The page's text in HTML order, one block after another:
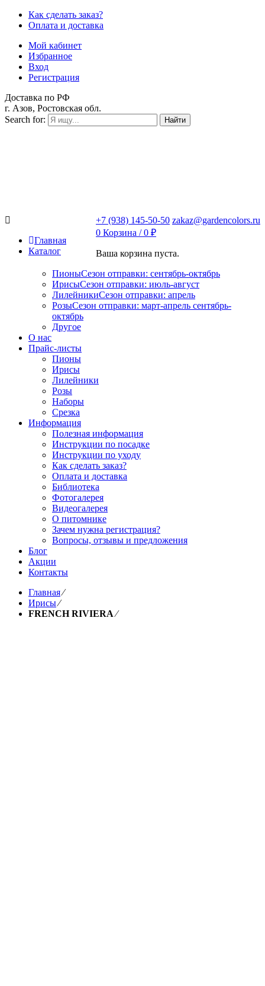
Как сделать заказ?
Оплата и доставка
Мой кабинет
Избранное
Вход
Регистрация
Доставка по РФ
г. Азов, Ростовская обл.
Search for:
Найти
+7 (938) 145-50-50 zakaz@gardencolors.ru
0 Корзина /0 ₽
Ваша корзина пуста.
Главная
Каталог
ПионыСезон отправки: сентябрь-октябрь
ИрисыСезон отправки: июль-август
ЛилейникиСезон отправки: апрель
РозыСезон отправки: март-апрель сентябрь-
октябрь
Другое
О нас
Прайс-листы
Пионы
Ирисы
Лилейники
Розы
Наборы
Срезка
Информация
Полезная информация
Инструкции по посадке
Инструкции по уходу
Как сделать заказ?
Оплата и доставка
Библиотека
Фотогалерея
Видеогалерея
О питомнике
Зачем нужна регистрация?
Вопросы, отзывы и предложения
Блог
Акции
Контакты
Главная⁄
Ирисы⁄
FRENCH RIVIERA⁄